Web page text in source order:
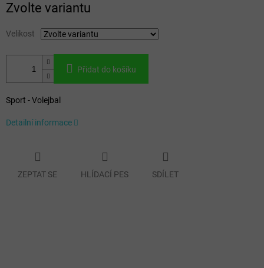
cena:
Zvolte variantu
Velikost
Přidat do košíku
Sport - Volejbal
Detailní informace
ZEPTAT SE HLÍDACÍ PES SDÍLET